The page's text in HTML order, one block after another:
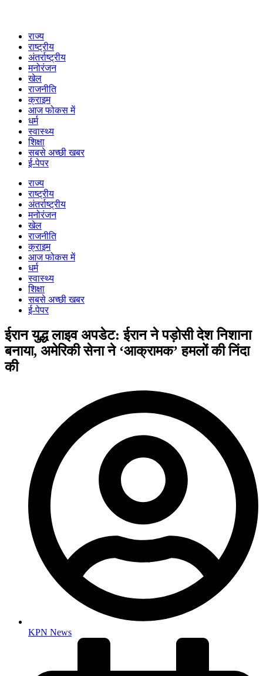
राज्य
राष्ट्रीय
अंतर्राष्ट्रीय
मनोरंजन
खेल
राजनीति
क्राइम
आज फोकस में
धर्म
स्वास्थ्य
शिक्षा
सबसे अच्छी खबर
ई-पेपर
राज्य
राष्ट्रीय
अंतर्राष्ट्रीय
मनोरंजन
खेल
राजनीति
क्राइम
आज फोकस में
धर्म
स्वास्थ्य
शिक्षा
सबसे अच्छी खबर
ई-पेपर
ईरान युद्ध लाइव अपडेट: ईरान ने पड़ोसी देश निशाना
बनाया, अमेरिकी सेना ने ‘आक्रामक’ हमलों की निंदा
की
KPN News